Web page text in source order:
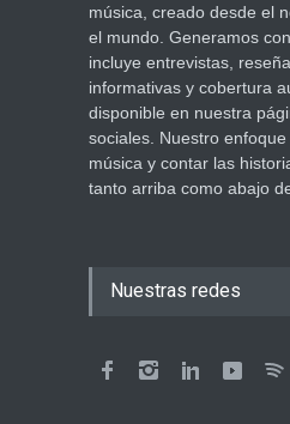
música, creado desde el
el mundo. Generamos
incluye entrevistas,
informativas y cobertura
disponible en nuestra
sociales. Nuestro
música y contar las
tanto arriba como abajo
Nuestras redes